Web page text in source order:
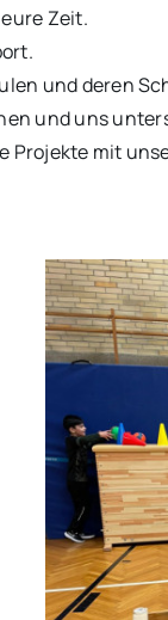
Zeit.
und deren
und uns
mit